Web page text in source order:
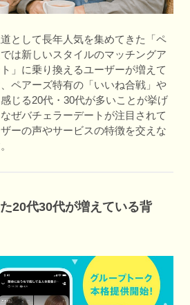
として長年人気を集めてきた「ペ
は新しいスタイルのマッチングア
」に乗り換えるユーザーが増えて
ペアーズ特有の「いいね合戦」や
じる20代・30代が多いことが挙げ
ぜバチェラーデートが注目されて
ーの声やサービスの特徴を交えな
20代30代が増えている背